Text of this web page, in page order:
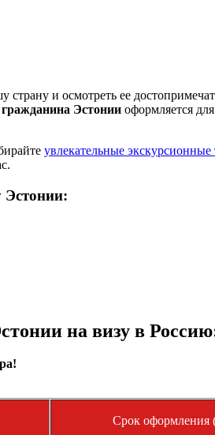
и осмотреть ее
Эстонии оформляется
увлекательные
Эстонии:
на визу в
Срок оформления